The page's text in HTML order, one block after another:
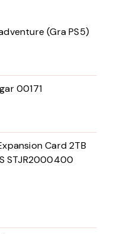
(Gra PS5)
00171
Card 2TB
STJR2000400